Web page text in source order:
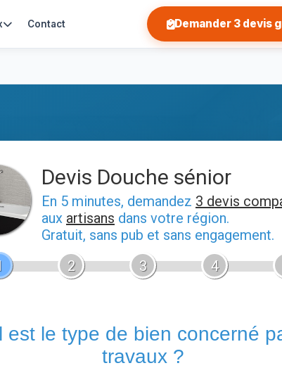
Contact Demander 3 devis
Devis Douche sénior
En 5 minutes, demandez 3 devis
aux artisans dans votre région.
Gratuit, sans pub et sans engagement.
2 3 4
est le type de bien concerné
travaux ?